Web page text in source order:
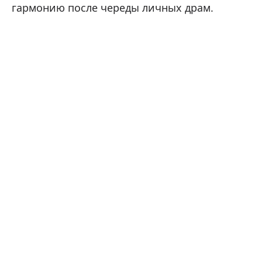
гармонию после череды личных драм.